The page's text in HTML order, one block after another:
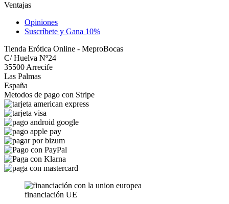
Ventajas
Opiniones
Suscríbete y Gana 10%
Tienda Erótica Online - MeproBocas
C/ Huelva Nº24
35500 Arrecife
Las Palmas
España
Metodos de pago con Stripe
financiación UE